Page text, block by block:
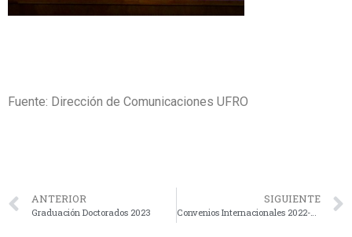
Fuente: Dirección de Comunicaciones UFRO
ANTERIOR
Graduación Doctorados 2023
SIGUIENTE
Convenios Internacionales 2022-2023: Fomentando la Colaboración y el Avance en Investigación Médica